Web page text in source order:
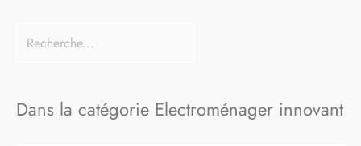
Dans la catégorie Electroménager innovant